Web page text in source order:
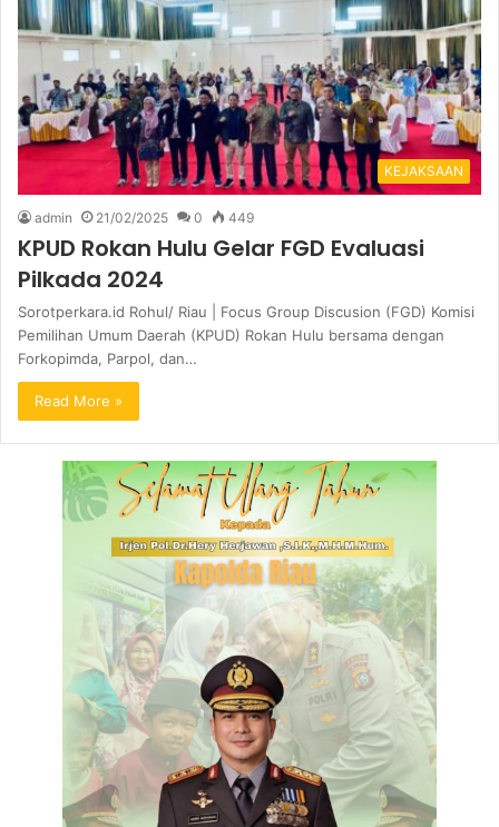
KEJAKSAAN
admin 21/02/2025 0 449
KPUD Rokan Hulu Gelar FGD Evaluasi
Pilkada 2024
Sorotperkara.id Rohul/ Riau | Focus Group Discusion (FGD) Komisi
Pemilihan Umum Daerah (KPUD) Rokan Hulu bersama dengan
Forkopimda, Parpol, dan…
Read More »